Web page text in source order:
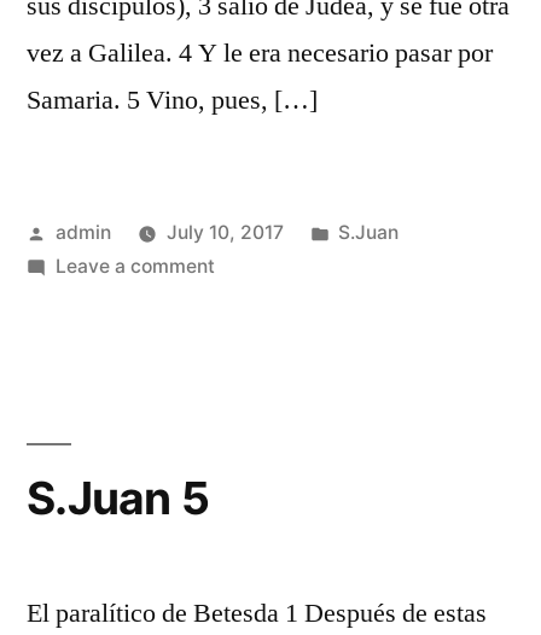
vez a Galilea. 4 Y le era necesario pasar por
Samaria. 5 Vino, pues, […]
Posted
by
admin July 10, 2017
Posted
S.Juan
Leave a commenton
S.Juan 5
El paralítico de Betesda 1 Después de estas